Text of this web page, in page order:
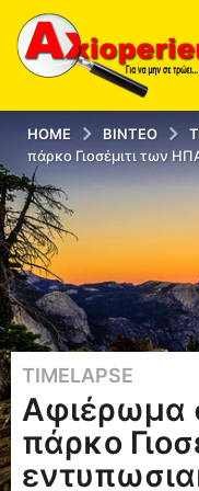
HOME ΒΊΝΤΕΟ
πάρκο Γιοσέμιτι των
1
2
τ
η
TIMELAPSE
Αφιέρωμα
πάρκο